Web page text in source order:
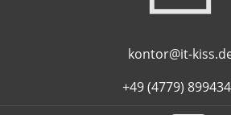
kontor@it-
+49 (4779)